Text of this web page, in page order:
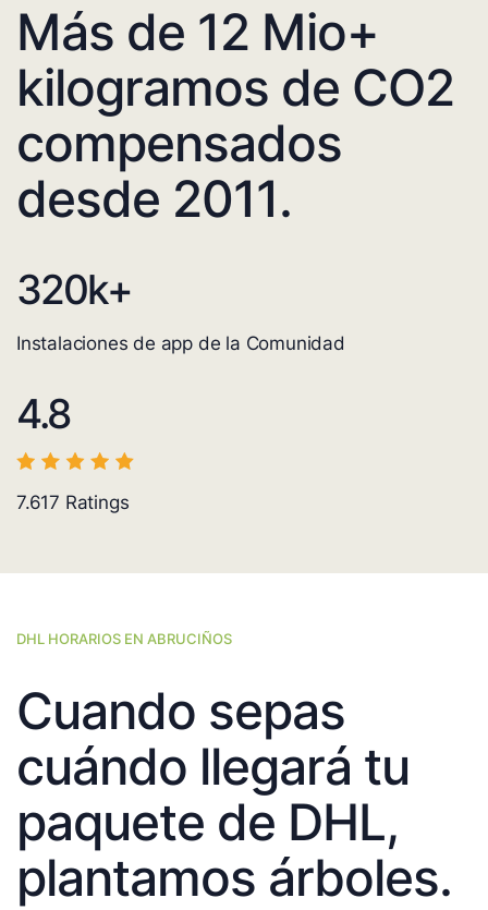
Más de 12 Mio+
kilogramos de CO2
compensados
desde 2011.
320k+
Instalaciones de app de la Comunidad
4.8
7.617 Ratings
DHL HORARIOS EN ABRUCIÑOS
Cuando sepas
cuándo llegará tu
paquete de DHL,
plantamos árboles.